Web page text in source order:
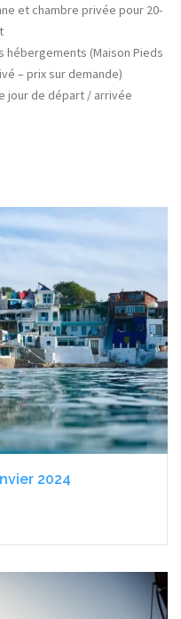
et chambre privée pour 20-
(Maison Pieds
– prix sur demande)
jour de départ / arrivée
2024